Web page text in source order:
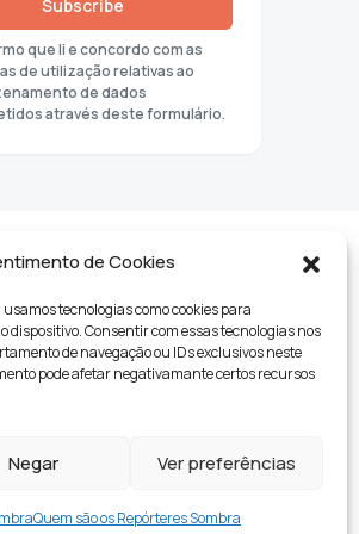
de Cookies
tecnologias como cookies para
Consentir com essas tecnologias nos
de navegação ou IDs exclusivos neste
pode afetar negativamante certos recursos
Negar Ver preferências
Quem são os Repórteres Sombra
Subscribe
que li e concordo com as
de utilização relativas ao
de dados
através deste formulário.